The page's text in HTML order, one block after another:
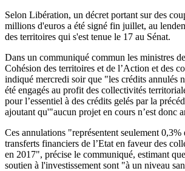
Selon Libération, un décret portant sur des
millions d'euros a été signé fin juillet, au
des territoires qui s'est tenue le 17 au Sénat.
Dans un communiqué commun les ministres
Cohésion des territoires et de l’Action et des
indiqué mercredi soir que "les crédits annulés
été engagés au profit des collectivités
pour l’essentiel à des crédits gelés par la
ajoutant qu'"aucun projet en cours n’est donc
Ces annulations "représentent seulement 0,3%
transferts financiers de l’Etat en faveur des
en 2017", précise le communiqué, estimant
soutien à l'investissement sont "à un niveau